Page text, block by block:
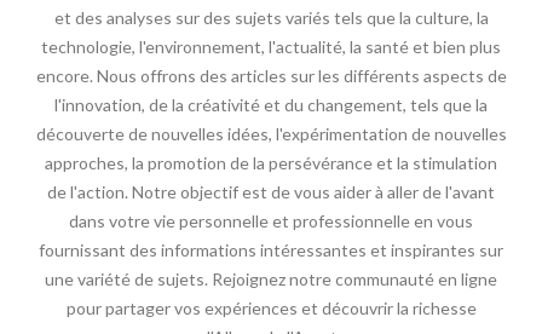
et des analyses sur des sujets variés tels que la culture, la
technologie, l'environnement, l'actualité, la santé et bien plus
encore. Nous offrons des articles sur les différents aspects de
l'innovation, de la créativité et du changement, tels que la
découverte de nouvelles idées, l'expérimentation de nouvelles
approches, la promotion de la persévérance et la stimulation
de l'action. Notre objectif est de vous aider à aller de l'avant
dans votre vie personnelle et professionnelle en vous
fournissant des informations intéressantes et inspirantes sur
une variété de sujets. Rejoignez notre communauté en ligne
pour partager vos expériences et découvrir la richesse